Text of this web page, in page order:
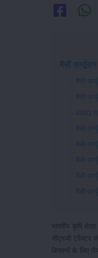
मैसी
मैसी
मैसी
4WD
मैसी
मैसी
मैसी
मैसी
मैसी
भारतीय कृषि
सीएनजी ट्रैक्टर
किसानों के लिए